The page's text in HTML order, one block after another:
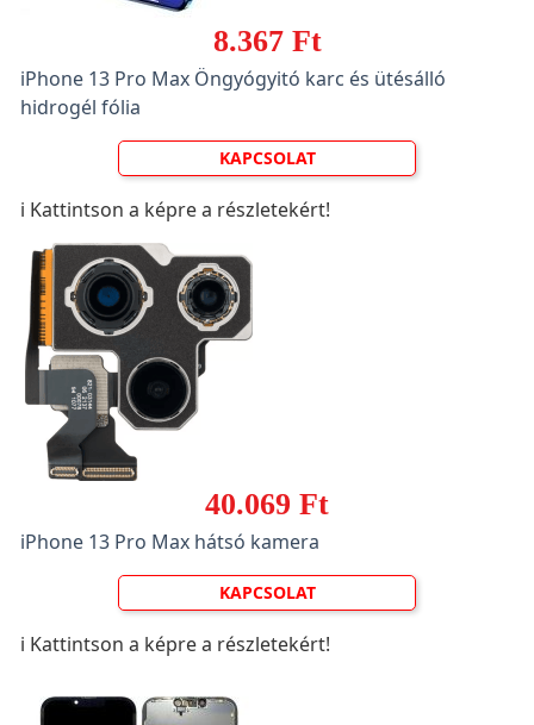
8.367 Ft
iPhone 13 Pro Max Öngyógyitó karc és ütésálló
hidrogél fólia
KAPCSOLAT
ℹ️ Kattintson a képre a részletekért!
40.069 Ft
iPhone 13 Pro Max hátsó kamera
KAPCSOLAT
ℹ️ Kattintson a képre a részletekért!